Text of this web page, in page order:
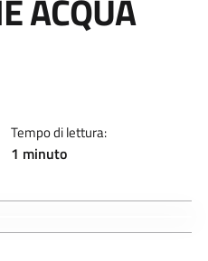
ACQUA
Tempo di lettura:
1 minuto